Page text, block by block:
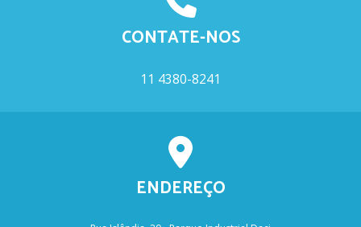
CONTATE-NOS
11 4380-8241
ENDEREÇO